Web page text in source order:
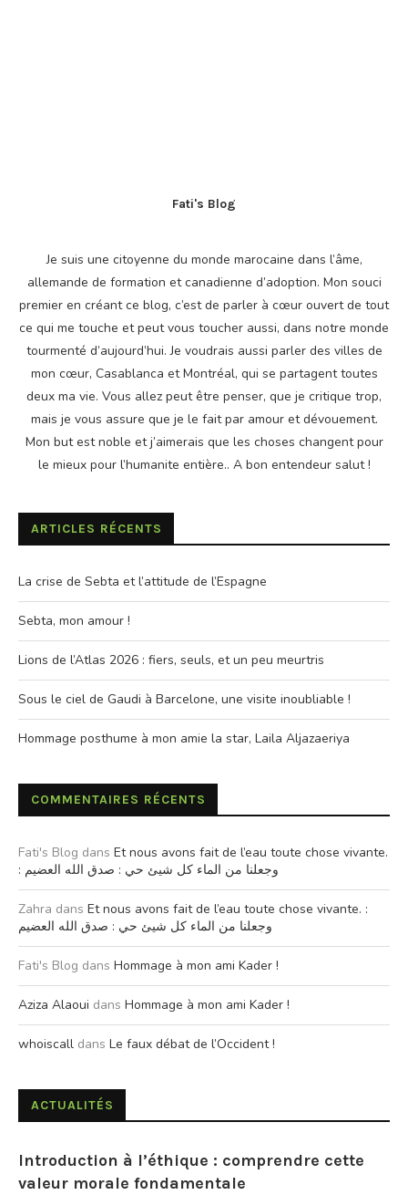
Fati's Blog
Je suis une citoyenne du monde marocaine dans l’âme,
allemande de formation et canadienne d’adoption. Mon souci
premier en créant ce blog, c’est de parler à cœur ouvert de tout
ce qui me touche et peut vous toucher aussi, dans notre monde
tourmenté d’aujourd’hui. Je voudrais aussi parler des villes de
mon cœur, Casablanca et Montréal, qui se partagent toutes
deux ma vie. Vous allez peut être penser, que je critique trop,
mais je vous assure que je le fait par amour et dévouement.
Mon but est noble et j’aimerais que les choses changent pour
le mieux pour l’humanite entière.. A bon entendeur salut !
ARTICLES RÉCENTS
La crise de Sebta et l’attitude de l’Espagne
Sebta, mon amour !
Lions de l’Atlas 2026 : fiers, seuls, et un peu meurtris
Sous le ciel de Gaudi à Barcelone, une visite inoubliable !
Hommage posthume à mon amie la star, Laila Aljazaeriya
COMMENTAIRES RÉCENTS
Fati's Blog dans Et nous avons fait de l’eau toute chose vivante.
: وجعلنا من الماء كل شيئ حي : صدق الله العضيم
Zahra dans Et nous avons fait de l’eau toute chose vivante. :
وجعلنا من الماء كل شيئ حي : صدق الله العضيم
Fati's Blog dans Hommage à mon ami Kader !
Aziza Alaoui dans Hommage à mon ami Kader !
whoiscall dans Le faux débat de l’Occident !
ACTUALITÉS
Introduction à l’éthique : comprendre cette
valeur morale fondamentale